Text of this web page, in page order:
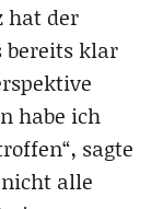
hat der
bereits klar
habe ich
sagte
alle